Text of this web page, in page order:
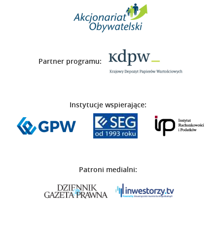
Partner programu:
Instytucje wspierające:
Patroni medialni: